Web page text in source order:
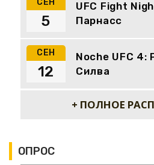
СЕН
UFC Fight
Парнасс
5
СЕН
Noche UFC 4:
Силва
12
+ ПОЛНОЕ
ОПРОС